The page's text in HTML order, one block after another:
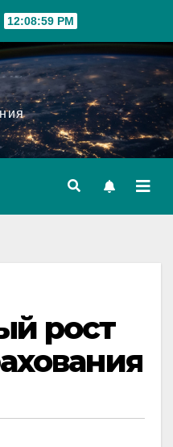
12:09:00 PM
рост